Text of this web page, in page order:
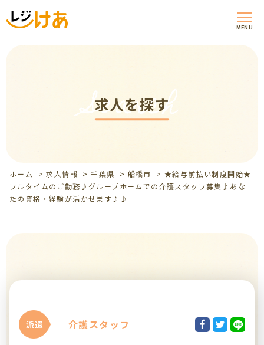
MENU
求人を探す
Search
ホーム >求人情報 >千葉県 > 船橋市 >★給与前払い制度開始★
フルタイムのご勤務♪グループホームでの介護スタッフ募集♪あな
たの資格・経験が活かせます♪♪
派遣 介護スタッフ